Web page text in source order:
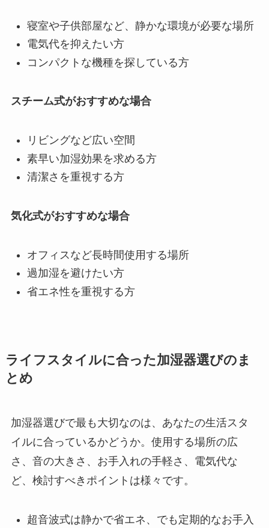
寝室や子供部屋など、静かな環境が必要な場所
電気代を抑えたい方
コンパクトな機種を探している方
スチーム式がおすすめな場合
リビングなど広い空間
素早い加湿効果を求める方
清潔さを重視する方
気化式がおすすめな場合
オフィスなど長時間使用する場所
過加湿を避けたい方
省エネ性を重視する方
ライフスタイルに合った加湿器選びのま
とめ
加湿器選びで最も大切なのは、あなたの生活スタ
イルに合っているかどうか。使用する場所の広
さ、音の大きさ、お手入れの手軽さ、電気代な
ど、検討すべきポイントは様々です。
超音波式は静かで省エネ、でも定期的なお手入